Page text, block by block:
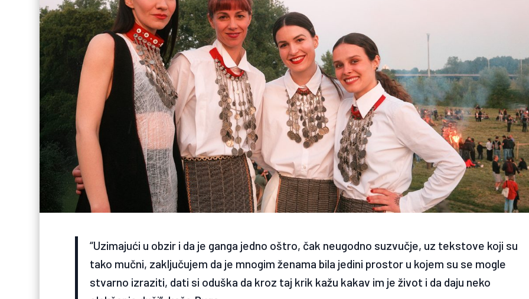
“Uzimajući u obzir i da je ganga jedno oštro, čak neugodno suzvučje, uz tekstove koji su
tako mučni, zaključujem da je mnogim ženama bila jedini prostor u kojem su se mogle
stvarno izraziti, dati si oduška da kroz taj krik kažu kakav im je život i da daju neko